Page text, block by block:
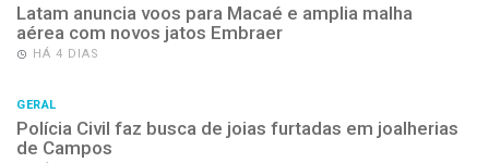
Latam anuncia voos para Macaé e amplia malha
aérea com novos jatos Embraer
HÁ 4 DIAS
GERAL
Polícia Civil faz busca de joias furtadas em joalherias
de Campos